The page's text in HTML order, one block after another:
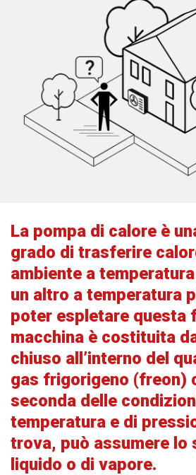
La pompa di calore è
grado di trasferire
ambiente a
un altro a temperatura
poter espletare questa
macchina è costituita
chiuso all’interno del
gas frigorigeno (freon)
seconda delle
temperatura e di
trova, può assumere lo
liquido o di vapore.